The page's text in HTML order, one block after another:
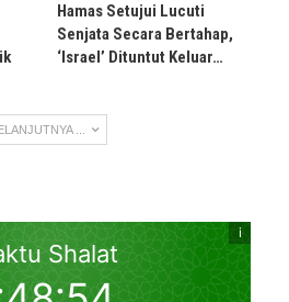
Hamas Setujui Lucuti
Senjata Secara Bertahap,
‘Israel’ Dituntut Keluar…
...